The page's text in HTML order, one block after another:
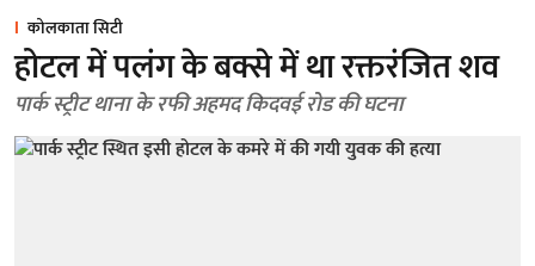
कोलकाता सिटी
होटल में पलंग के बक्से में था रक्तरंजित शव
पार्क स्ट्रीट थाना के रफी अहमद किदवई रोड की घटना